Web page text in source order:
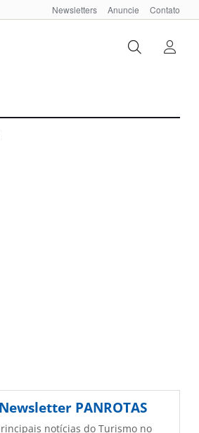
Newsletters Anuncie Contato
Newsletter PANROTAS
notícias do Turismo no